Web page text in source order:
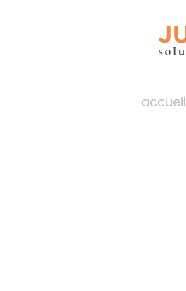
accueil